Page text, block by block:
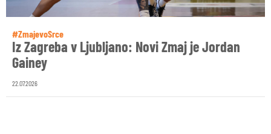
#ZmajevoSrce
Iz Zagreba v Ljubljano: Novi Zmaj je Jordan
Gainey
22.07.2026